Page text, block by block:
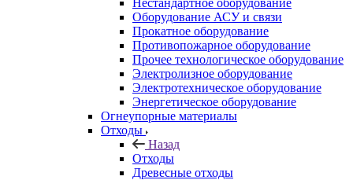
Нестандартное оборудование
Оборудование АСУ и связи
Прокатное оборудование
Противопожарное оборудование
Прочее технологическое оборудование
Электролизное оборудование
Электротехническое оборудование
Энергетическое оборудование
Огнеупорные материалы
Отходы
Назад
Отходы
Древесные отходы